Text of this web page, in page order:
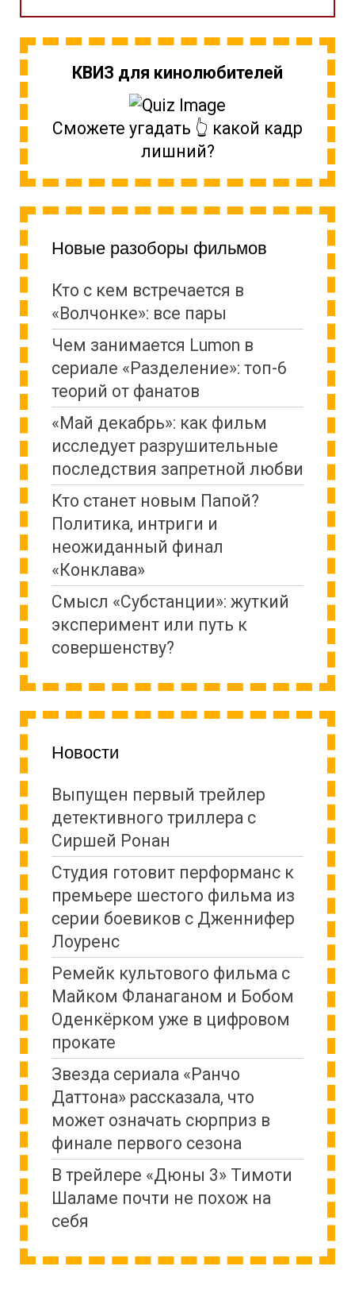
КВИЗ для кинолюбителей
Сможете угадать 👆 какой кадр
лишний?
Новые разоборы фильмов
Кто с кем встречается в
«Волчонке»: все пары
Чем занимается Lumon в
сериале «Разделение»: топ-6
теорий от фанатов
«Май декабрь»: как фильм
исследует разрушительные
последствия запретной любви
Кто станет новым Папой?
Политика, интриги и
неожиданный финал
«Конклава»
Cмысл «Субстанции»: жуткий
эксперимент или путь к
совершенству?
Новости
Выпущен первый трейлер
детективного триллера с
Сиршей Ронан
Студия готовит перформанс к
премьере шестого фильма из
серии боевиков с Дженнифер
Лоуренс
Ремейк культового фильма с
Майком Фланаганом и Бобом
Оденкёрком уже в цифровом
прокате
Звезда сериала «Ранчо
Даттона» рассказала, что
может означать сюрприз в
финале первого сезона
В трейлере «Дюны 3» Тимоти
Шаламе почти не похож на
себя